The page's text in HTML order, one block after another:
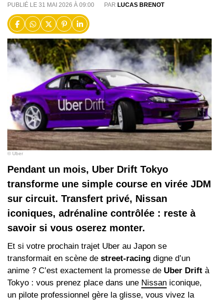
PUBLIÉ LE 31 MAI 2026 À 09:00 PAR LUCAS BRENOT
© Uber
Pendant un mois, Uber Drift Tokyo
transforme une simple course en virée JDM
sur circuit. Transfert privé, Nissan
iconiques, adrénaline contrôlée : reste à
savoir si vous oserez monter.
Et si votre prochain trajet Uber au Japon se
transformait en scène de street‑racing digne d’un
anime ? C’est exactement la promesse de Uber Drift à
Tokyo : vous prenez place dans une Nissan iconique,
un pilote professionnel gère la glisse, vous vivez la